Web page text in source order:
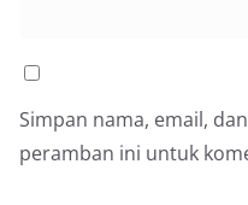
Simpan nama, email,
peramban ini untuk